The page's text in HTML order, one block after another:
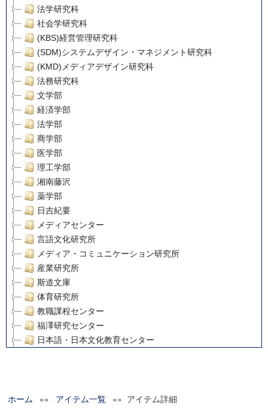
法学研究科
社会学研究科
(KBS)経営管理研究科
(SDM)システムデザイン・マネジメント研究科
(KMD)メディアデザイン研究科
法務研究科
文学部
経済学部
法学部
商学部
医学部
理工学部
湘南藤沢
薬学部
日吉紀要
メディアセンター
言語文化研究所
メディア・コミュニケーション研究所
産業研究所
斯道文庫
体育研究所
教職課程センター
福澤研究センター
日本語・日本文化教育センター
グローバルリサーチインスティテュート
ホーム »» アイテム一覧 »» アイテム詳細